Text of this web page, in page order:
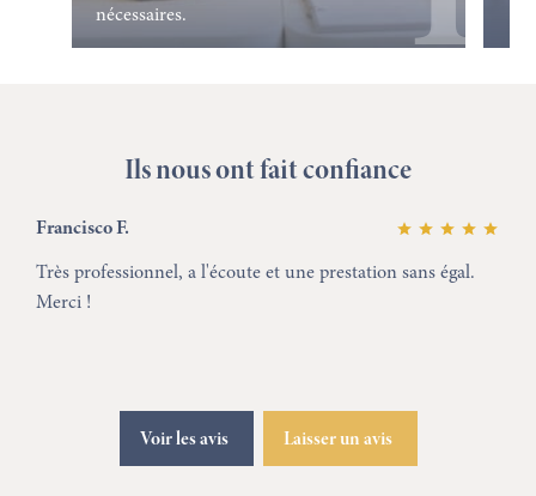
nécessaires.
Ils nous ont fait confiance
Francisco F.
Très professionnel, a l'écoute et une prestation sans égal.
Merci !
Voir les avis Laisser un avis